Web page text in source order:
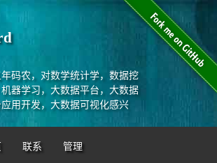
码农，对数学统计学，数据挖
器学习，大数据平台，大数据
用开发，大数据可视化感兴
联系 管理